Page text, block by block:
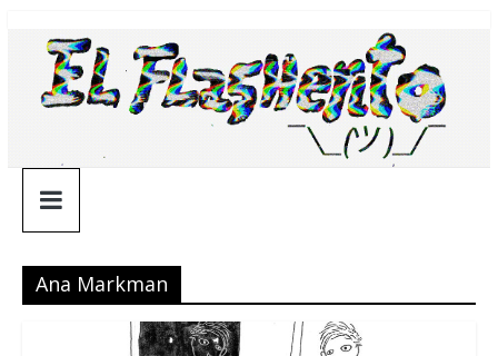
contenido
¯\_(ツ)_/
¯
Ana Markman